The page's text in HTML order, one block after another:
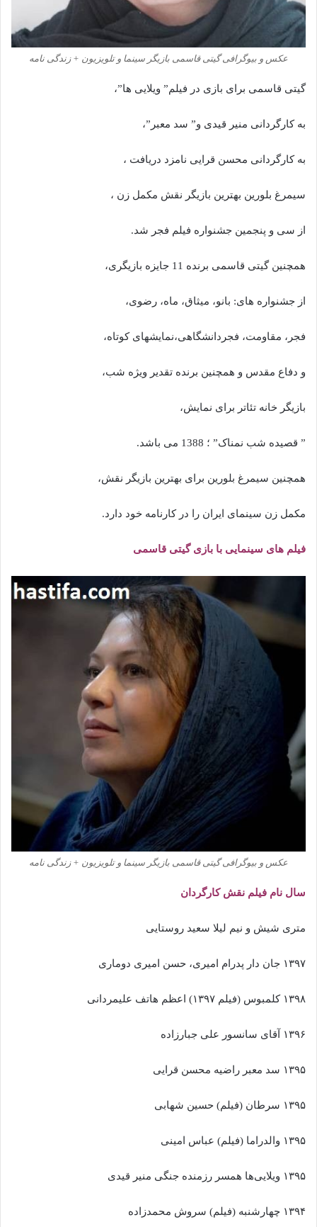
عکس و بیوگرافی گیتی قاسمی بازیگر سینما و تلویزیون + زندگی نامه
گیتی قاسمی برای بازی در فیلم” ویلایی ها”،
به کارگردانی منیر قیدی و” سد معبر”،
به کارگردانی محسن قرایی نامزد دریافت ،
سیمرغ بلورین بهترین بازیگر نقش مکمل زن ،
از سی و پنجمین جشنواره فیلم فجر شد.
همچنین گیتی قاسمی برنده 11 جایزه بازیگری،
از جشنواره های: بانو، میثاق، ماه، رضوی،
فجر، مقاومت، فجردانشگاهی،نمایشهای کوتاه،
و دفاع مقدس و همچنین برنده تقدیر ویژه شب،
بازیگر خانه تئاتر برای نمایش،
” قصیده شب نمناک” ؛ 1388 می باشد.
همچنین سیمرغ بلورین برای بهترین بازیگر نقش،
مکمل زن سینمای ایران را در کارنامه خود دارد.
فیلم های سینمایی با بازی گیتی قاسمی
عکس و بیوگرافی گیتی قاسمی بازیگر سینما و تلویزیون + زندگی نامه
سال نام فیلم نقش کارگردان
متری شیش و نیم لیلا سعید روستایی
۱۳۹۷ جان دار پدرام امیری، حسن امیری دوماری
۱۳۹۸ کلمبوس (فیلم ۱۳۹۷) اعظم هاتف علیمردانی
۱۳۹۶ آقای سانسور علی جبارزاده
۱۳۹۵ سد معبر راضیه محسن قرایی
۱۳۹۵ سرطان (فیلم) حسین شهابی
۱۳۹۵ والدراما (فیلم) عباس امینی
۱۳۹۵ ویلایی‌ها همسر رزمنده جنگی منیر قیدی
۱۳۹۴ چهارشنبه (فیلم) سروش محمدزاده